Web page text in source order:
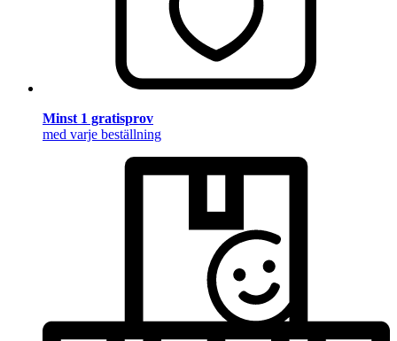
Minst 1 gratisprov
med varje beställning